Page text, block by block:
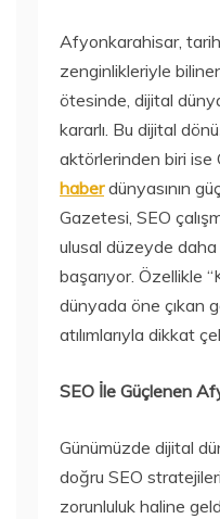
Afyonkarahisar,
zenginlikleriyle
ötesinde, dijital
kararlı. Bu dijital
aktörlerinden biri ise
haberdünyasının
Gazetesi, SEO
ulusal düzeyde
başarıyor. Özellikle
dünyada öne çıkan
atılımlarıyla dikkat
SEO İle Güçlenen
Günümüzde dijital
doğru SEO
zorunluluk haline